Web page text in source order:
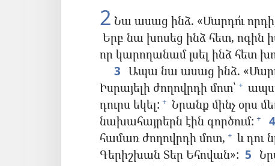
2 Նա ասաց ինձ. «Մարդո՛ւ
Երբ նա խոսեց ինձ հետ, ոգին
որ կարողանամ լսել ինձ հետ
3 Ապա նա ասաց ինձ.
Իսրայելի ժողովրդի մոտ՝ +
դուրս եկել: + Նրանք մինչ օրս
նախահայրերն էին գործում: + 4
համառ ժողովրդի մոտ, + և դու
Գերիշխան Տեր Եհովան»: 5